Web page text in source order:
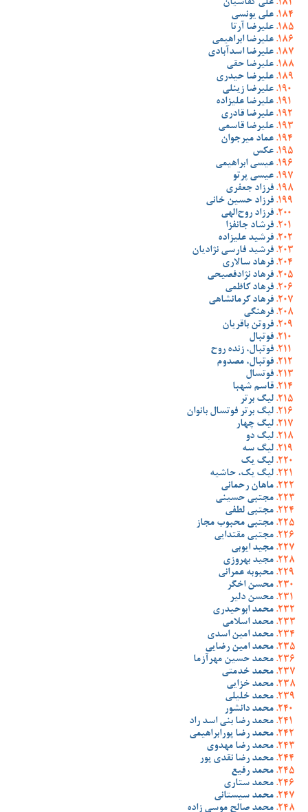
علی کفاشیان
علی یونسی
علیرضا آرتا
علیرضا ابراهیمی
علیرضا اسدآبادی
علیرضا حقی
علیرضا حیدری
علیرضا زینلی
علیرضا علیزاده
علیرضا قادری
علیرضا قاسمی
عماد میرجوان
عکس
عیسی ابراهیمی
عیسی پرتو
فرزاد جعفری
فرزاد حسین خانی
فرزاد روح‌الهی
فرشاد جانفزا
فرشید علیزاده
فرشید فارسی نژادیان
فرهاد سالاری
فرهاد نژادفصیحی
فرهاد کاظمی
فرهاد کرمانشاهی
فرهنگی
فروتن باقریان
فوتبال
فوتبال، زنده روح
فوتبال، مصدوم
فوتسال
قاسم شهبا
لیگ برتر
لیگ برتر فوتسال بانوان
لیگ چهار
لیگ دو
لیگ سه
لیگ یک
لیگ یک، حاشیه
ماهان رحمانی
مجتبی حسینی
مجتبی لطفی
مجتبی محبوب مجاز
مجتبی مقتدایی
مجید ایوبی
مجید بهروزی
محبوبه عمرانی
محسن اخگر
محسن دلیر
محمد ابوحیدری
محمد اسلامی
محمد امین اسدی
محمد امین رضایی
محمد حسین مهرآزما
محمد خدمتی
محمد خزایی
محمد خلیلی
محمد دانشور
محمد رضا بنی اسد راد
محمد رضا پورابراهیمی
محمد رضا مهدوی
محمد رضا نقدی پور
محمد رفیع
محمد ستاری
محمد سیستانی
محمد صالح موسی زاده